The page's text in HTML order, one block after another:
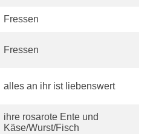
Fressen
Fressen
alles an ihr ist liebenswert
ihre rosarote Ente und
Käse/Wurst/Fisch